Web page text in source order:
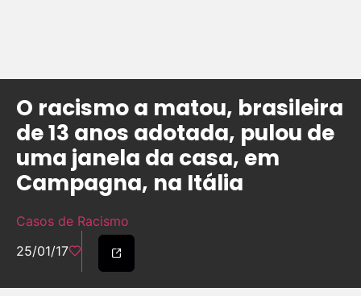
O racismo a matou, brasileira
de 13 anos adotada, pulou de
uma janela da casa, em
Campagna, na Itália
Casos de Racismo
25/01/17